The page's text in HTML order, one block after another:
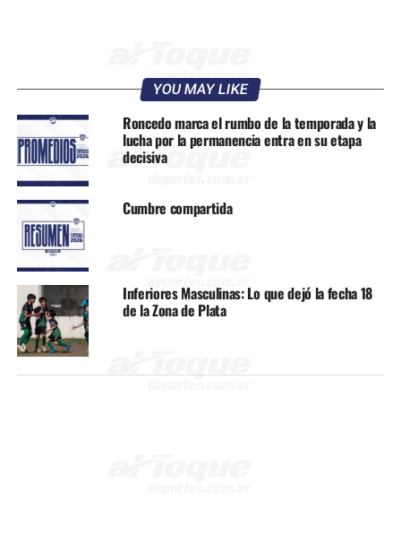
YOU MAY LIKE
Roncedo marca el rumbo de la temporada y la
lucha por la permanencia entra en su etapa
decisiva
Cumbre compartida
Inferiores Masculinas: Lo que dejó la fecha 18
de la Zona de Plata